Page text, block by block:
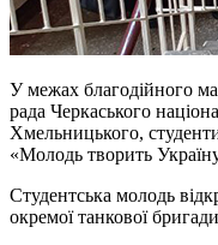
У межах благодійного
рада Черкаського
Хмельницького,
«Молодь творить
Студентська молодь
окремої танкової